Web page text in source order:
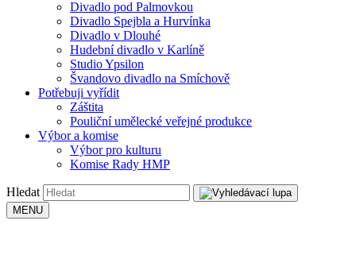
Divadlo pod Palmovkou
Divadlo Spejbla a Hurvínka
Divadlo v Dlouhé
Hudební divadlo v Karlíně
Studio Ypsilon
Švandovo divadlo na Smíchově
Potřebuji vyřídit
Záštita
Pouliční umělecké veřejné produkce
Výbor a komise
Výbor pro kulturu
Komise Rady HMP
Hledat
MENU